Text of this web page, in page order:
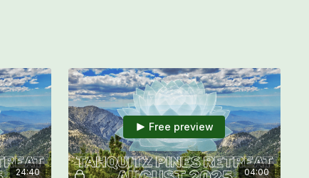
24:40 04:00
Free preview